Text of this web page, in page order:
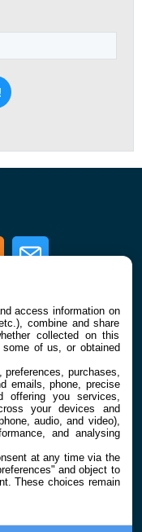
RSS Newsletter
access information on
combine and share
collected on this
of us, or obtained
purchases,
emails, phone, precise
offering you services,
your devices and
audio, and video),
and analysing
at any time via the
and object to
These choices remain